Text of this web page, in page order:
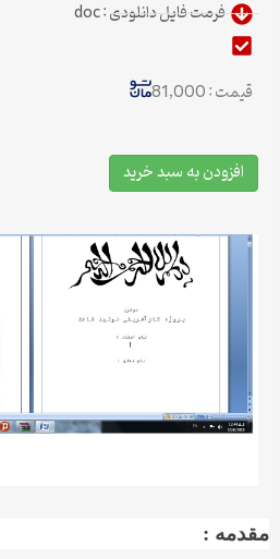
فرمت فایل دانلودی : doc
قیمت : 81,000
افزودن به سبد خرید
مقدمه :